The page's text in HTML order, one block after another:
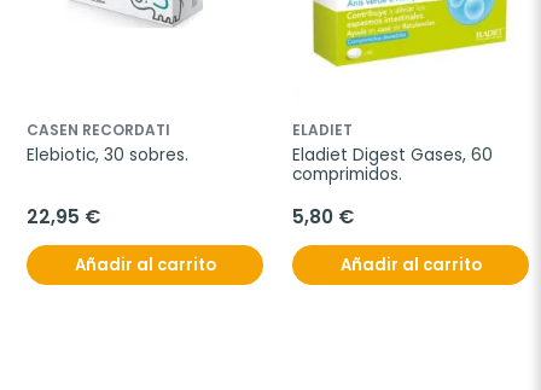
CASEN RECORDATI
Elebiotic, 30 sobres.
22,95 €
Añadir al carrito
ELADIET
Eladiet Digest Gases, 60
comprimidos.
5,80 €
Añadir al carrito